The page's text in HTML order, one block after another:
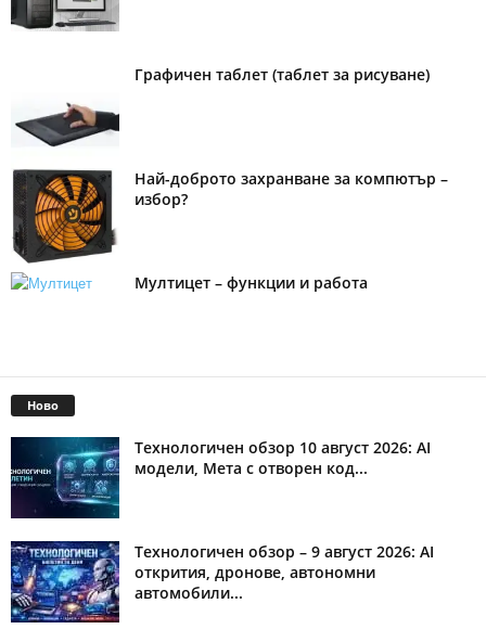
Графичен таблет (таблет за рисуване)
Най-доброто захранване за компютър –
избор?
Мултицет – функции и работа
Ново
Технологичен обзор 10 август 2026: AI
модели, Метa с отворен код...
Технологичен обзор – 9 август 2026: AI
открития, дронове, автономни
автомобили...